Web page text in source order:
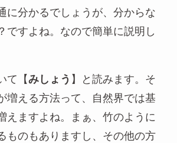
に分かるでしょうが、分からな
ですよね。なので簡単に説明し
て【みしょう 】と読みます。そ
増える方法って、自然界では基
えますよね。まぁ、竹のように
ものもありますし、その他の方